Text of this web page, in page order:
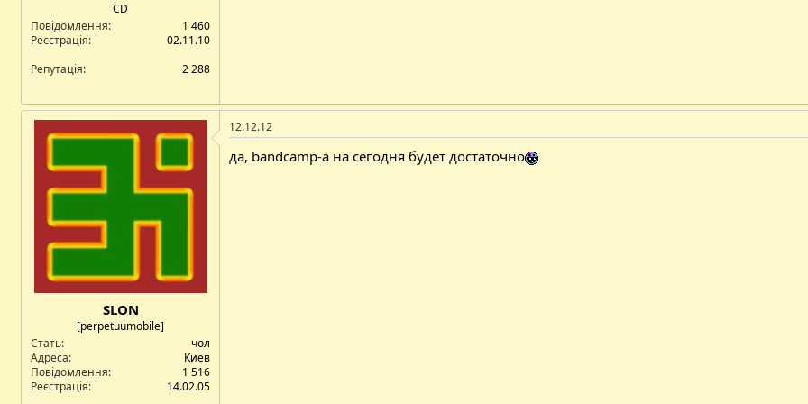
CD
Повідомлення
1 460
Реєстрація
02.11.10
Репутація
2 288
SLON
[perpetuumobile]
Стать
чол
Адреса
Киев
Повідомлення
1 516
Реєстрація
14.02.05
12.12.12
да, bandcamp-а на сегодня будет достаточно